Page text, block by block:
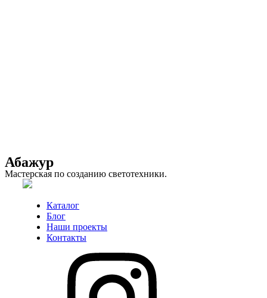
Абажур
Мастерская по созданию светотехники.
Каталог
Блог
Наши проекты
Контакты